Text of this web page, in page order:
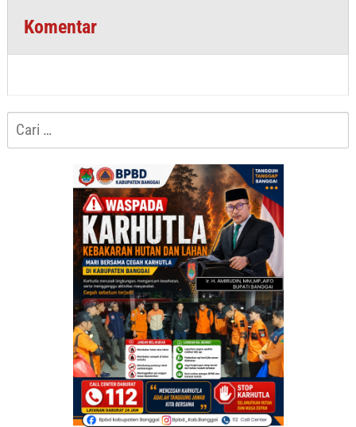
Komentar
Cari
untuk: